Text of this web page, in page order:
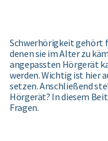
Schwerhörigkeit gehört
denen sie im Alter zu
angepassten Hörgerät
werden. Wichtig ist hier
setzen. Anschließend
Hörgerät? In diesem
Fragen.